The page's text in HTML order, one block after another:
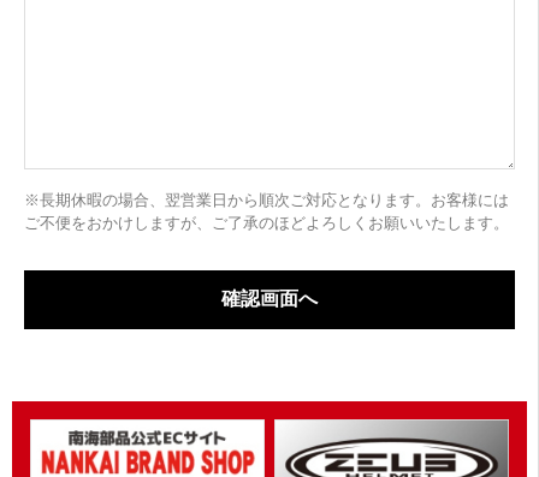
※長期休暇の場合、翌営業日から順次ご対応となります。お客様には
ご不便をおかけしますが、ご了承のほどよろしくお願いいたします。